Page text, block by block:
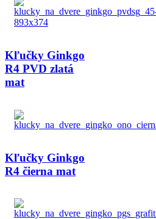
Kľučky Ginkgo
R4 PVD zlatá
mat
Kľučky Ginkgo
R4 čierna mat